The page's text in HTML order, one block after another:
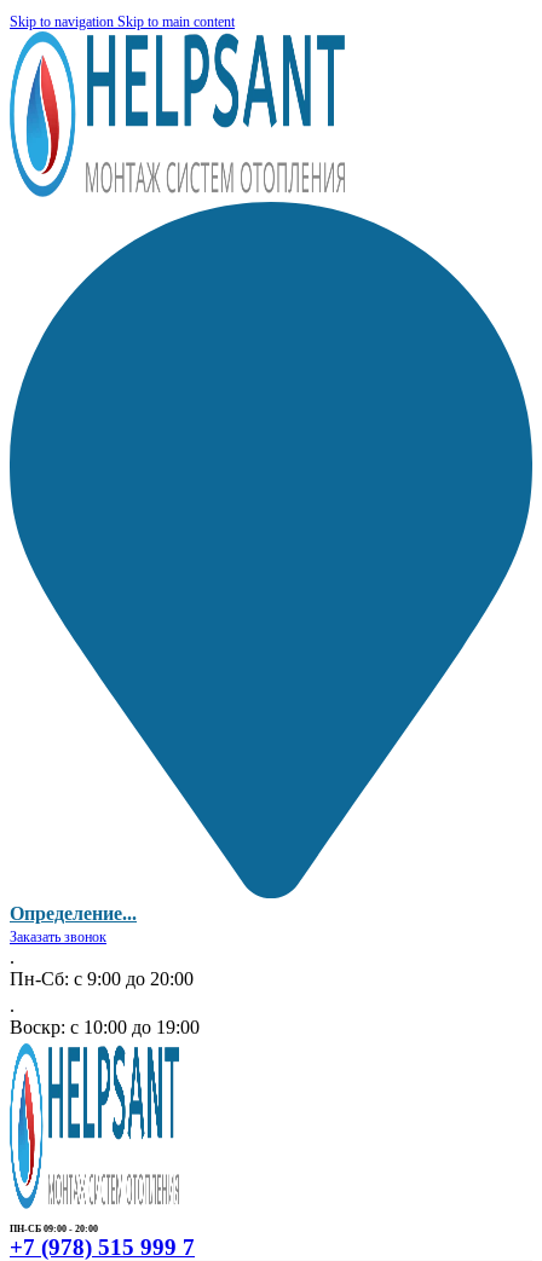
Skip to navigation Skip to main content
Определение...
Заказать звонок
.
Пн-Сб: с 9:00 до 20:00
.
Воскр: с 10:00 до 19:00
ПН-СБ 09:00 - 20:00
+7 (978) 515 999 7